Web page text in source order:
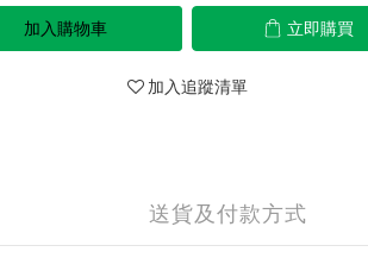
加入購物車 立即購買
加入追蹤清單
送貨及付款方式